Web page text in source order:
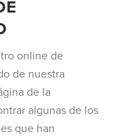
online de
de nuestra
de la
algunas de los
que han